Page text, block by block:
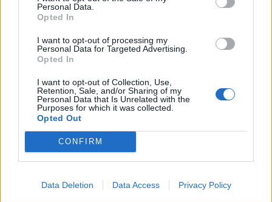
Personal Data.
Opted In
I want to opt-out of processing my
Personal Data for Targeted Advertising.
Opted In
I want to opt-out of Collection, Use,
Retention, Sale, and/or Sharing of my
Personal Data that Is Unrelated with the
Purposes for which it was collected.
Opted Out
CONFIRM
Data Deletion Data Access Privacy Policy